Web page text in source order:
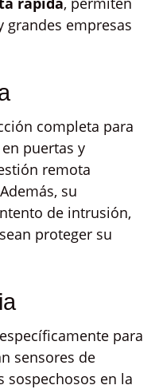
grandes empresas
completa para
puertas y
remota
su
de intrusión,
proteger su
para
sensores de
en la